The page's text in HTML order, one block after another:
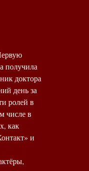
получила
доктора
день за
ролей в
числе в
как
и